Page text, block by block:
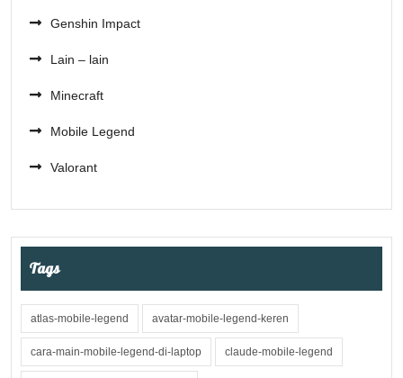
Genshin Impact
Lain – lain
Minecraft
Mobile Legend
Valorant
Tags
atlas-mobile-legend avatar-mobile-legend-keren
cara-main-mobile-legend-di-laptop claude-mobile-legend